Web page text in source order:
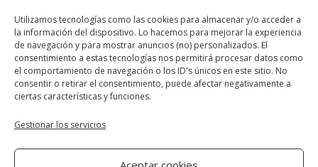
Utilizamos tecnologías como las cookies para almacenar y/o acceder a
la información del dispositivo. Lo hacemos para mejorar la experiencia
de navegación y para mostrar anuncios (no) personalizados. El
consentimiento a estas tecnologías nos permitirá procesar datos como
el comportamiento de navegación o los ID's únicos en este sitio. No
consentir o retirar el consentimiento, puede afectar negativamente a
ciertas características y funciones.
Gestionar los servicios
diciembre 2017
Categorías
cocina y recetas
general
lifestyle